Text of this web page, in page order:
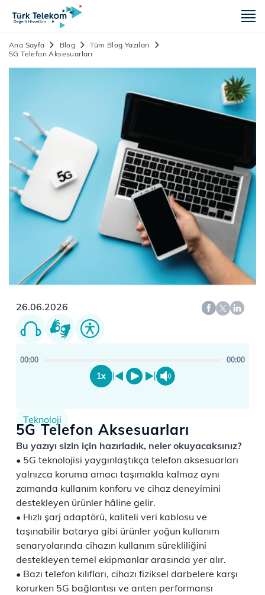
Ana Sayfa Blog
Tüm Blog Yazıları
5G Telefon Aksesuarları
26.06.2026
00:00 00:00
1x
Teknoloji
5G Telefon Aksesuarları
Bu yazıyı sizin için hazırladık, neler okuyacaksınız?
5G teknolojisi yaygınlaştıkça telefon aksesuarları
yalnızca koruma amacı taşımakla kalmaz aynı
zamanda kullanım konforu ve cihaz deneyimini
destekleyen ürünler hâline gelir.
Hızlı şarj adaptörü, kaliteli veri kablosu ve
taşınabilir batarya gibi ürünler yoğun kullanım
senaryolarında cihazın kullanım sürekliliğini
destekleyen temel ekipmanlar arasında yer alır.
Bazı telefon kılıfları, cihazı fiziksel darbelere karşı
korurken 5G bağlantısı ve anten performansı